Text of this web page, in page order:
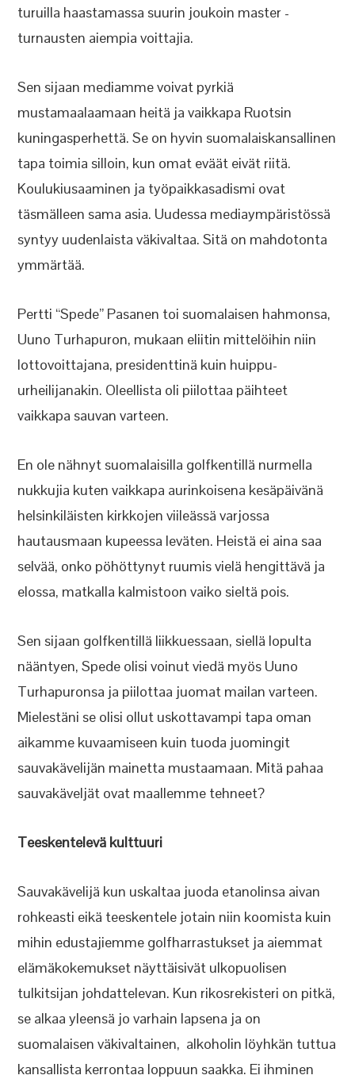
turuilla haastamassa suurin joukoin master -
turnausten aiempia voittajia.
Sen sijaan mediamme voivat pyrkiä
mustamaalaamaan heitä ja vaikkapa Ruotsin
kuningasperhettä. Se on hyvin suomalaiskansallinen
tapa toimia silloin, kun omat eväät eivät riitä.
Koulukiusaaminen ja työpaikkasadismi ovat
täsmälleen sama asia. Uudessa mediaympäristössä
syntyy uudenlaista väkivaltaa. Sitä on mahdotonta
ymmärtää.
Pertti “Spede” Pasanen toi suomalaisen hahmonsa,
Uuno Turhapuron, mukaan eliitin mittelöihin niin
lottovoittajana, presidenttinä kuin huippu-
urheilijanakin. Oleellista oli piilottaa päihteet
vaikkapa sauvan varteen.
En ole nähnyt suomalaisilla golfkentillä nurmella
nukkujia kuten vaikkapa aurinkoisena kesäpäivänä
helsinkiläisten kirkkojen viileässä varjossa
hautausmaan kupeessa leväten. Heistä ei aina saa
selvää, onko pöhöttynyt ruumis vielä hengittävä ja
elossa, matkalla kalmistoon vaiko sieltä pois.
Sen sijaan golfkentillä liikkuessaan, siellä lopulta
nääntyen, Spede olisi voinut viedä myös Uuno
Turhapuronsa ja piilottaa juomat mailan varteen.
Mielestäni se olisi ollut uskottavampi tapa oman
aikamme kuvaamiseen kuin tuoda juomingit
sauvakävelijän mainetta mustaamaan. Mitä pahaa
sauvakäveljät ovat maallemme tehneet?
Teeskentelevä kulttuuri
Sauvakävelijä kun uskaltaa juoda etanolinsa aivan
rohkeasti eikä teeskentele jotain niin koomista kuin
mihin edustajiemme golfharrastukset ja aiemmat
elämäkokemukset näyttäisivät ulkopuolisen
tulkitsijan johdattelevan. Kun rikosrekisteri on pitkä,
se alkaa yleensä jo varhain lapsena ja on
suomalaisen väkivaltainen, alkoholin löyhkän tuttua
kansallista kerrontaa loppuun saakka. Ei ihminen